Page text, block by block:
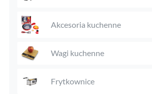
Akcesoria kuchenne
Wagi kuchenne
Frytkownice